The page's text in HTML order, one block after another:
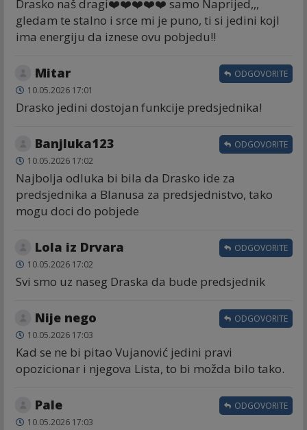
Drasko naš dragi❤️❤️❤️❤️❤️ samo Naprijed,,,
gledam te stalno i srce mi je puno, ti si jedini kojI
ima energiju da iznese ovu pobjedu!!
Mitar
10.05.2026 17:01
Drasko jedini dostojan funkcije predsjednika!
ODGOVORITE
Banjluka123
10.05.2026 17:02
Najbolja odluka bi bila da Drasko ide za
predsjednika a Blanusa za predsjednistvo, tako
mogu doci do pobjede
ODGOVORITE
Lola iz Drvara
10.05.2026 17:02
Svi smo uz naseg Draska da bude predsjednik
ODGOVORITE
Nije nego
10.05.2026 17:03
Kad se ne bi pitao Vujanović jedini pravi
opozicionar i njegova Lista, to bi možda bilo tako.
ODGOVORITE
Pale
10.05.2026 17:03
ODGOVORITE